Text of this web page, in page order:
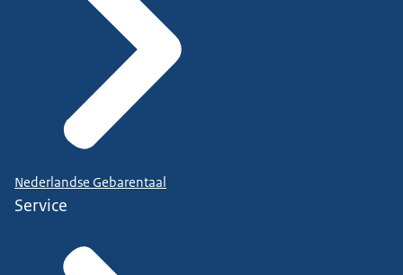
Nederlandse Gebarentaal
Service